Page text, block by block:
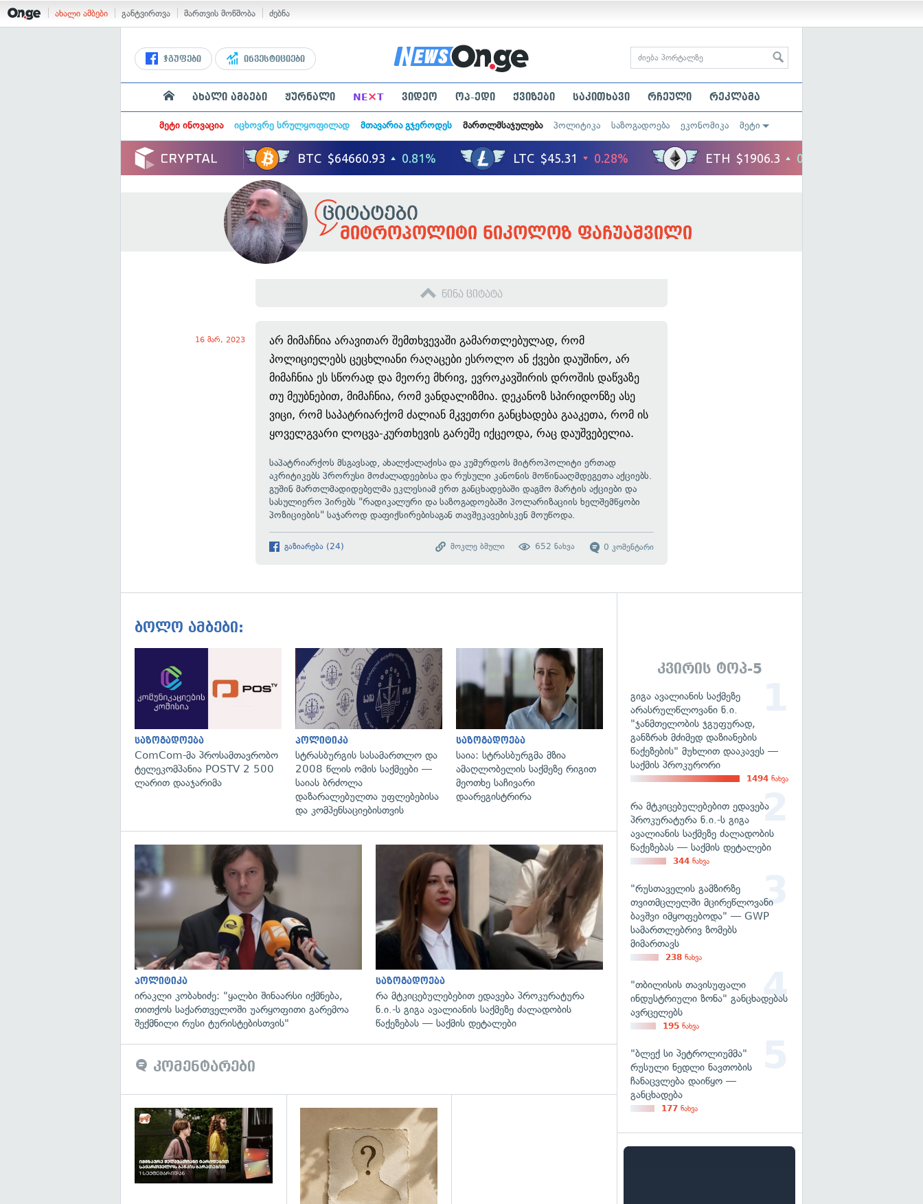
ახალი ამბები განტვირთვა მართვის მოწმობა ძებნა
ჯგუფები ინვესტიციები
ახალი ამბები ჟურნალი NE×T ვიდეო ოპ-ედი ქვიზები საკითხავი რჩეული რეკლამა
მეტი ინოვაცია იცხოვრე სრულყოფილად მთავარია გჯეროდეს მართლმსაჯულება პოლიტიკა საზოგადოება ეკონომიკა მეტი
მიტროპოლიტი ნიკოლოზ ფაჩუაშვილი
წინა ციტატა
16 მარ, 2023
არ მიმაჩნია არავითარ შემთხვევაში გამართლებულად, რომ
პოლიციელებს ცეცხლიანი რაღაცები ესროლო ან ქვები დაუშინო, არ
მიმაჩნია ეს სწორად და მეორე მხრივ, ევროკავშირის დროშის დაწვაზე
თუ მეუბნებით, მიმაჩნია, რომ ვანდალიზმია. დეკანოზ სპირიდონზე ასე
ვიცი, რომ საპატრიარქომ ძალიან მკვეთრი განცხადება გააკეთა, რომ ის
ყოველგვარი ლოცვა-კურთხევის გარეშე იქცეოდა, რაც დაუშვებელია.
საპატრიარქოს მსგავსად, ახალქალაქისა და კუმურდოს მიტროპოლიტი ერთად
აკრიტიკებს პრორუსი მოძალადეებისა და რუსული კანონის მოწინააღმდეგეთა აქციებს.
გუშინ მართლმადიდებელმა ეკლესიამ ერთ განცხადებაში დაგმო მარტის აქციები და
სასულიერო პირებს "რადიკალური და საზოგადოებაში პოლარიზაციის ხელშემწყობი
პოზიციების" საჯაროდ დაფიქსირებისაგან თავშეკავებისკენ მოუწოდა.
გაზიარება (24) 0 კომენტარი
652 ნახვა
მოკლე ბმული
ბოლო ამბები:
გადახედვა
საზოგადოება
ComCom-მა პროსამთავრობო
ტელეკომპანია POSTV 2 500
ლარით დააჯარიმა
გადახედვა
პოლიტიკა
სტრასბურგის სასამართლო და
2008 წლის ომის საქმეები —
საიას ბრძოლა
დაზარალებულთა უფლებებისა
და კომპენსაციებისთვის
გადახედვა
საზოგადოება
საია: სტრასბურგმა მზია
ამაღლობელის საქმეზე რიგით
მეოთხე საჩივარი
დაარეგისტრირა
გადახედვა
პოლიტიკა
ირაკლი კობახიძე: "ყალბი შინაარსი იქმნება,
თითქოს საქართველოში უარყოფითი გარემოა
შექმნილი რუსი ტურისტებისთვის"
გადახედვა
საზოგადოება
რა მტკიცებულებებით ედავება პროკურატურა
ნ.ი.-ს გიგა ავალიანის საქმეზე ძალადობის
წაქეზებას — საქმის დეტალები
კომენტარები
კვირის ტოპ-5
გიგა ავალიანის საქმეზე
არასრულწლოვანი ნ.ი.
"ჯანმთელობის ჯგუფურად,
განზრახ მძიმედ დაზიანების
წაქეზების" მუხლით დააკავეს —
საქმის პროკურორი
1494 ნახვა
რა მტკიცებულებებით ედავება
პროკურატურა ნ.ი.-ს გიგა
ავალიანის საქმეზე ძალადობის
წაქეზებას — საქმის დეტალები
344 ნახვა
"რუსთაველის გამზირზე
თვითმცლელში მცირეწლოვანი
ბავშვი იმყოფებოდა" — GWP
სამართლებრივ ზომებს
მიმართავს
238 ნახვა
"თბილისის თავისუფალი
ინდუსტრიული ზონა" განცხადებას
ავრცელებს
195 ნახვა
"ბლექ სი პეტროლიუმმა"
რუსული ნედლი ნავთობის
ჩანაცვლება დაიწყო —
განცხადება
177 ნახვა